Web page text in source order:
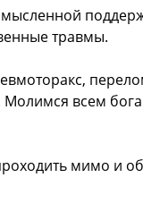
травмы.
Молимся всем
мимо и